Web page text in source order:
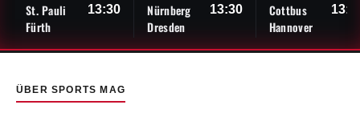
St. Pauli 13:30
Fürth
Nürnberg 13:30
Dresden
Cottbus
Hannover
ÜBER SPORTS MAG